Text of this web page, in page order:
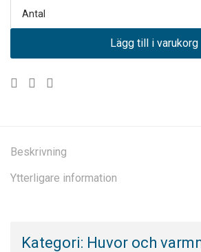
Antal
Lägg till i varukorg
Beskrivning
Ytterligare information
Kategori: Huvor och